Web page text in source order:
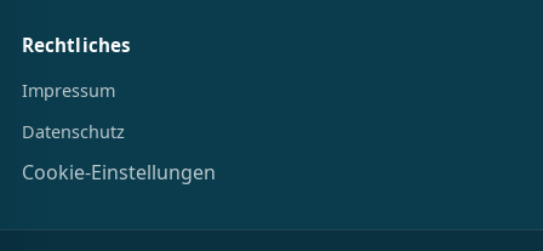
Rechtliches
Impressum
Datenschutz
Cookie-Einstellungen